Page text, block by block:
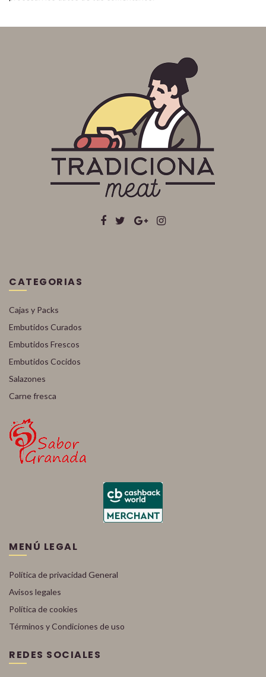
CATEGORIAS
Cajas y Packs
Embutidos Curados
Embutidos Frescos
Embutidos Cocidos
Salazones
Carne fresca
MENÚ LEGAL
Política de privacidad General
Avisos legales
Política de cookies
Términos y Condiciones de uso
REDES SOCIALES